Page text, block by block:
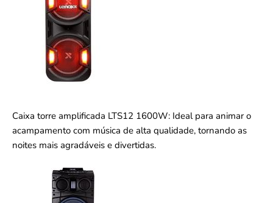
Caixa torre amplificada LTS12 1600W: Ideal para animar o
acampamento com música de alta qualidade, tornando as
noites mais agradáveis e divertidas.